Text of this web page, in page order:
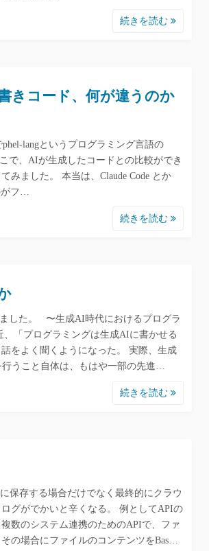
続きを読む
きコード、何が違うのか
langというプログラミング言語の
で、AIが生成したコードとの比較ができ
みました。 本当は、Claude Code とか
がフ…
続きを読む
した。 〜生成AI時代におけるプログラ
「プログラミングは生成AIに書かせる
をよく聞くようになった。 実際、生成
うこと自体は、もはや一部の先進…
続きを読む
保存する場合だけでなく最終的にクラウ
グがでかいと辛くなる。 例としてAPIの
数のシステム連携のためのAPIで、ファ
の場合にファイルのコンテンツをBas…